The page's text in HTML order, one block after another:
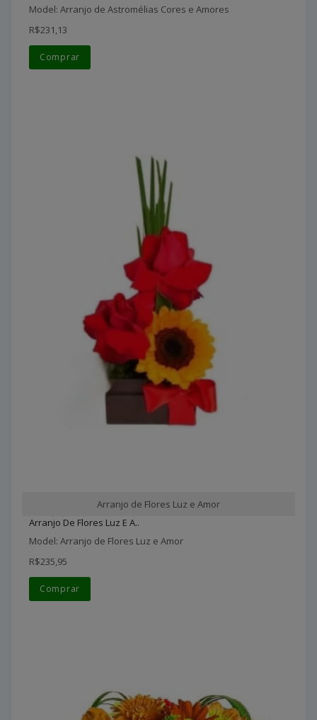
Model: Arranjo de Astromélias Cores e Amores
R$231,13
Comprar
Arranjo de Flores Luz e Amor
Arranjo De Flores Luz E A..
Model: Arranjo de Flores Luz e Amor
R$235,95
Comprar